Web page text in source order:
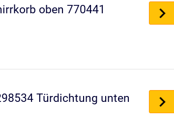
oben 770441
Türdichtung unten